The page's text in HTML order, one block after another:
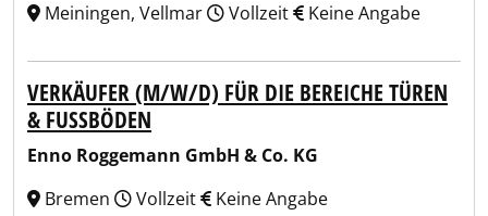
Meiningen, Vellmar
Vollzeit Keine Angabe
VERKÄUFER (M/W/D) FÜR DIE BEREICHE TÜREN
& FUSSBÖDEN
Enno Roggemann GmbH & Co. KG
Bremen
Vollzeit Keine Angabe